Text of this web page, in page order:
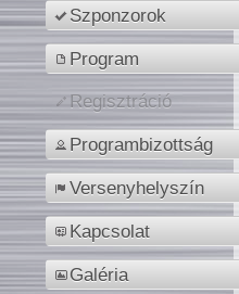
Szponzorok
Program
Regisztráció
Programbizottság
Versenyhelyszín
Kapcsolat
Galéria